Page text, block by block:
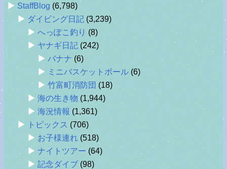
StaffBlog (6,798)
ダイビング日記 (3,239)
へっぽこ釣り (8)
ヤナギ日記 (242)
バナナ (6)
ミニバスケットボール (6)
竹富町消防団 (18)
海の生き物 (1,944)
海況情報 (1,361)
トピックス (706)
お子様連れ (518)
ナイトツアー (64)
記念ダイブ (98)